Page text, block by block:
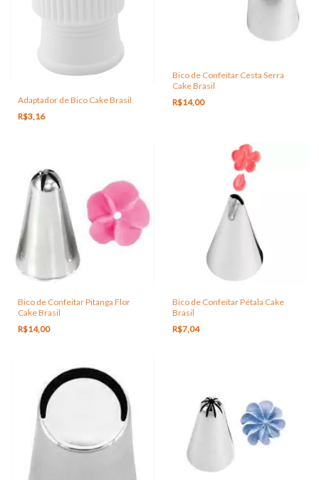
Adaptador de Bico Cake Brasil
R$3,16
Bico de Confeitar Cesta Serra
Cake Brasil
R$14,00
Bico de Confeitar Pitanga Flor
Cake Brasil
R$14,00
Bico de Confeitar Pétala Cake
Brasil
R$7,04